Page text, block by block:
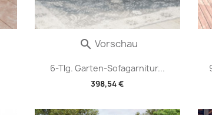
6-Tlg. Garten-Sofagarnitur...
398,54 €
 Vorschau